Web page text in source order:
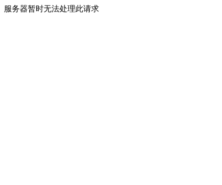
服务器暂时无法处理此请求